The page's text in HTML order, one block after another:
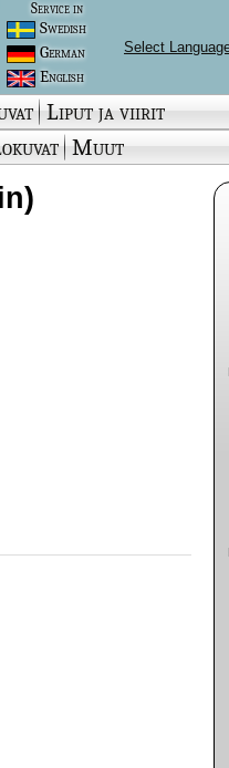
Service in
Swedish
German
English
Select
Liput ja viirit
Muut